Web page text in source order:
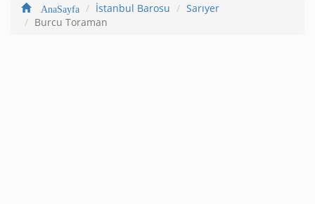
AnaSayfa İstanbul Barosu
Sarıyer
Burcu Toraman